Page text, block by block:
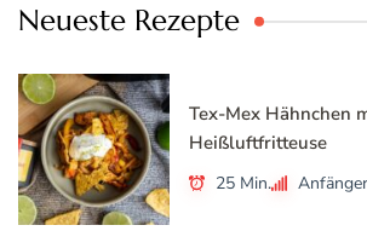
Neueste Rezepte
Tex-Mex Hähnchen
Heißluftfritteuse
25 Min. Anfänger